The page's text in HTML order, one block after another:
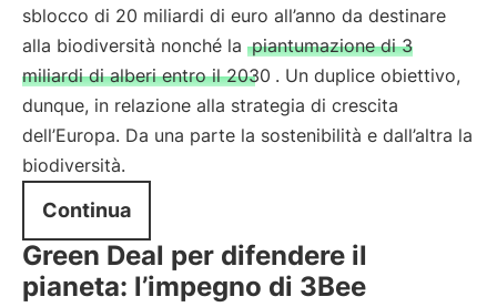
sblocco di 20 miliardi di euro all’anno da destinare
alla biodiversità nonché la piantumazione di 3
miliardi di alberi entro il 2030 . Un duplice obiettivo,
dunque, in relazione alla strategia di crescita
dell’Europa. Da una parte la sostenibilità e dall’altra la
biodiversità.
Continua
Green Deal per difendere il
pianeta: l’impegno di 3Bee